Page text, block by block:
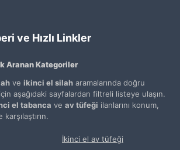
ve Hızlı Linkler
Aranan Kategoriler
ve ikinci el silah aramalarında doğru
aşağıdaki sayfalardan filtreli listeye ulaşın.
el tabanca ve av tüfeği ilanlarını konum,
İkinci el av tüfeği